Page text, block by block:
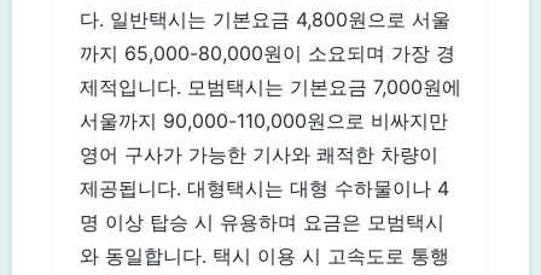
다. 일반택시는 기본요금 4,800원으로 서울
까지 65,000-80,000원이 소요되며 가장 경
제적입니다. 모범택시는 기본요금 7,000원에
서울까지 90,000-110,000원으로 비싸지만
영어 구사가 가능한 기사와 쾌적한 차량이
제공됩니다. 대형택시는 대형 수하물이나 4
명 이상 탑승 시 유용하며 요금은 모범택시
와 동일합니다. 택시 이용 시 고속도로 통행